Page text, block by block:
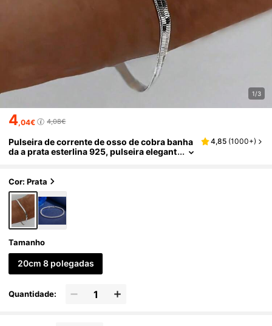
1/3
4,04€ 4,08€
Pulseira de corrente de osso de cobra banha
da a prata esterlina 925, pulseira elegant
4,85 (1000+)
Cor: Prata
Tamanho
20cm 8 polegadas
Quantidade: